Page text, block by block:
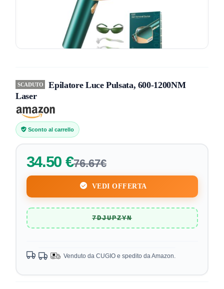
SCADUTO
Epilatore Luce Pulsata, 600-1200NM
Laser
Sconto al carrello
34.50 €76.67€
VEDI OFFERTA
7DJUPZYN
Venduto da CUGIO e spedito da Amazon.